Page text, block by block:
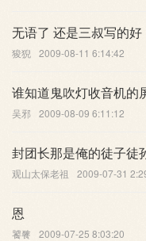
无语了 还是三叔写的好
狻猊 2009-08-11 6:14:42
谁知道鬼吹灯收音机的
吴邪 2009-08-09 6:11:12
封团长那是俺的徒子徒
观山太保老祖 2009-07-31
恩
饕餮 2009-07-25 8:03:20